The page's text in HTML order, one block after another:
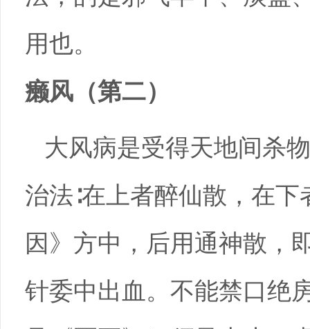
用也。
癞风（第二）
大风病是受得天地间杀
治法∶在上者醉仙散，在
因》方中，后用通神散，
针委中出血。不能禁口绝